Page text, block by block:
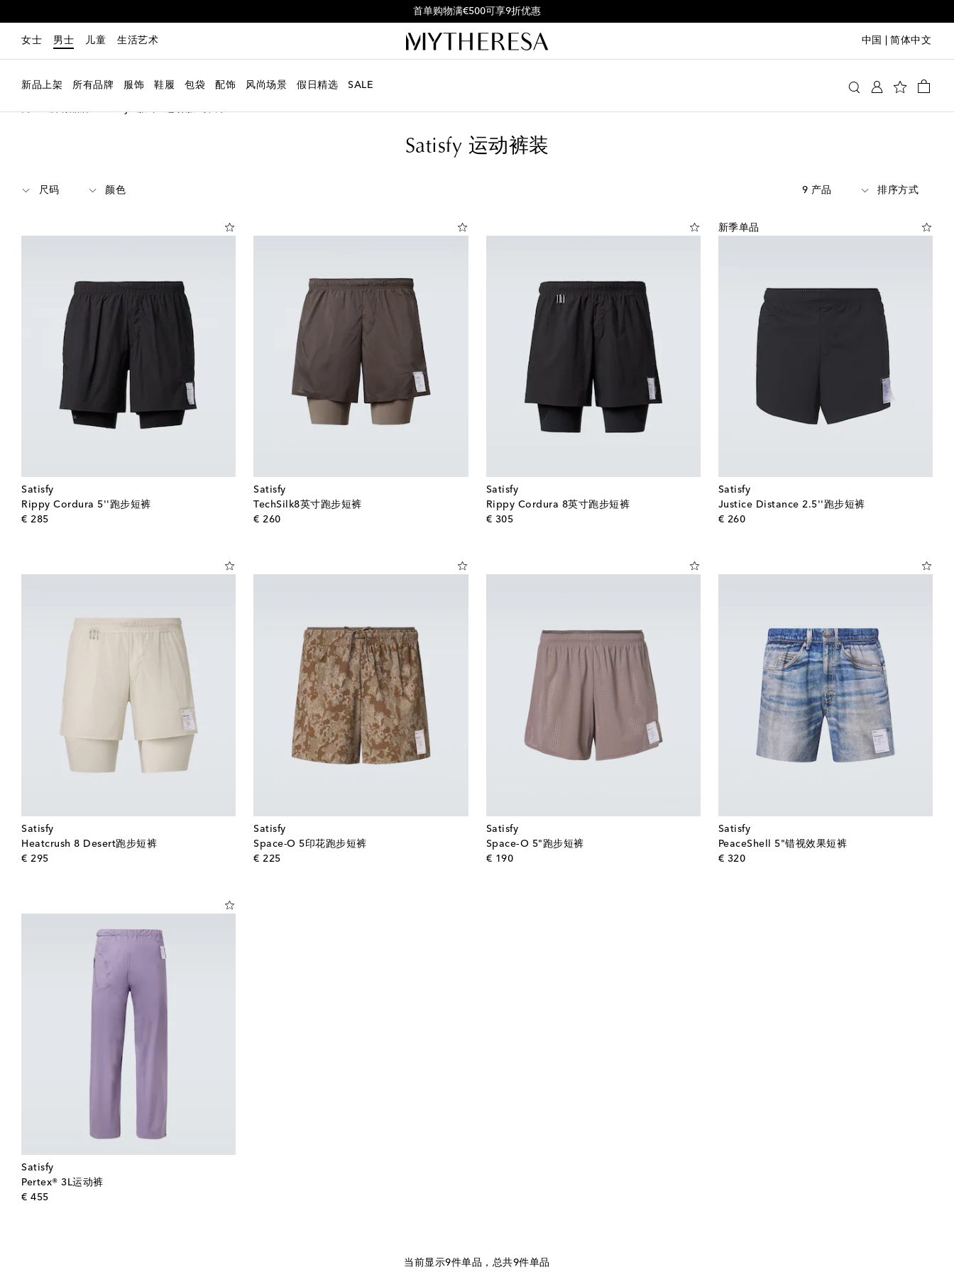
首单购物满€500可享9折优惠
女士 男士 儿童 生活艺术 中国 简体中文
新品上架 所有品牌 服饰 鞋履 包袋 配饰 风尚场景 假日精选 SALE
Satisfy 运动裤装
尺码 颜色 9 产品 排序方式
Satisfy
Rippy Cordura 5''跑步短裤
€ 285original price
Satisfy
TechSilk8英寸跑步短裤
€ 260original price
Satisfy
Rippy Cordura 8英寸跑步短裤
€ 305original price
新季单品
Satisfy
Justice Distance 2.5''跑步短裤
€ 260original price
Satisfy
Heatcrush 8 Desert跑步短裤
€ 295original price
Satisfy
Space-O 5印花跑步短裤
€ 225original price
Satisfy
Space‑O 5"跑步短裤
€ 190original price
Satisfy
PeaceShell 5"错视效果短裤
€ 320original price
Satisfy
Pertex® 3L运动裤
€ 455original price
当前显示9件单品，总共9件单品